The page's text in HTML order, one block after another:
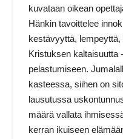
kuvataan oikean
Hänkin tavoittelee
kestävyyttä,
Kristuksen kaltaisuutta
pelastumiseen.
kasteessa, siihen on
lausutussa
määrä vallata
kerran ikuiseen